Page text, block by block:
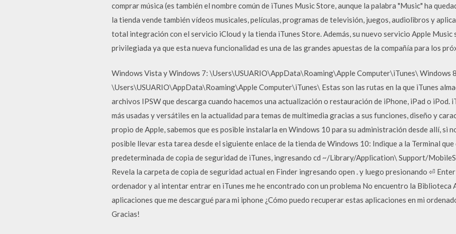
comprar música (es también el nombre común de iTunes Music Store, aunque la palabra "Music" ha
la tienda vende también vídeos musicales, películas, programas de televisión, juegos, audiolibros y
total integración con el servicio iCloud y la tienda iTunes Store. Además, su nuevo servicio Apple Music
privilegiada ya que esta nueva funcionalidad es una de las grandes apuestas de la compañía para los
Windows Vista y Windows 7: \Users\USUARIO\AppData\Roaming\Apple Computer\iTunes\ Windows
\Users\USUARIO\AppData\Roaming\Apple Computer\iTunes\ Estas son las rutas en la que iTunes
archivos IPSW que descarga cuando hacemos una actualización o restauración de iPhone, iPad o iPod.
más usadas y versátiles en la actualidad para temas de multimedia gracias a sus funciones, diseño y
propio de Apple, sabemos que es posible instalarla en Windows 10 para su administración desde allí, si
posible llevar esta tarea desde el siguiente enlace de la tienda de Windows 10: Indique a la Terminal que
predeterminada de copia de seguridad de iTunes, ingresando cd ~/Library/Application\ Support/
Revela la carpeta de copia de seguridad actual en Finder ingresando open . y luego presionando ⏎
ordenador y al intentar entrar en iTunes me he encontrado con un problema No encuentro la Biblioteca
aplicaciones que me descargué para mi iphone ¿Cómo puedo recuperar estas aplicaciones en mi
Gracias!